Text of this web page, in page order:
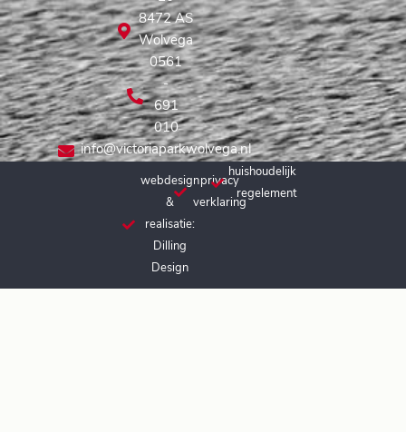
8472 AS
Wolvega
0561
-
691
010
info@victoriaparkwolvega.nl
webdesign
&
realisatie:
Dilling
Design
privacy
verklaring
huishoudelijk
regelement